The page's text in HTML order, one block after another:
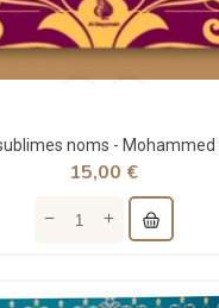
15,00 €